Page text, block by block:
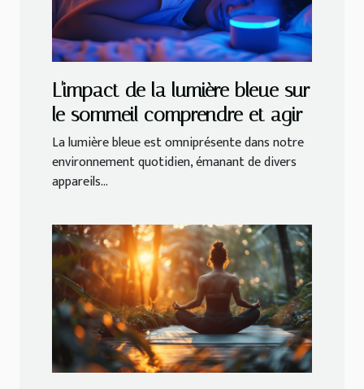
L'impact de la lumière bleue sur
le sommeil comprendre et agir
La lumière bleue est omniprésente dans notre
environnement quotidien, émanant de divers
appareils...